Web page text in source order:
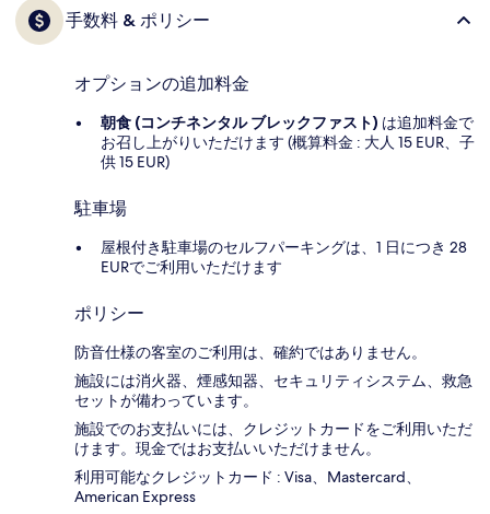
手数料 & ポリシー
オプションの追加料金
朝食 (コンチネンタル ブレックファスト) は追加料金で
お召し上がりいただけます (概算料金 : 大人 15 EUR、子
供 15 EUR)
駐車場
屋根付き駐車場のセルフパーキングは、1 日につき 28
EURでご利用いただけます
ポリシー
防音仕様の客室のご利用は、確約ではありません。
施設には消火器、煙感知器、セキュリティシステム、救急
セットが備わっています。
施設でのお支払いには、クレジットカードをご利用いただ
けます。現金ではお支払いいただけません。
利用可能なクレジットカード : Visa、Mastercard、
American Express